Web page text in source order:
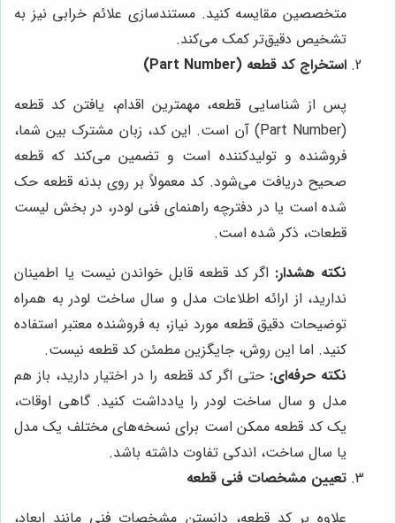
متخصصین مقایسه کنید. مستندسازی علائم خرابی نیز به
تشخیص دقیق‌تر کمک می‌کند.
استخراج کد قطعه (Part Number)
پس از شناسایی قطعه، مهمترین اقدام، یافتن کد قطعه
(Part Number) آن است. این کد، زبان مشترک بین شما،
فروشنده و تولیدکننده است و تضمین می‌کند که قطعه
صحیح دریافت می‌شود. کد معمولاً بر روی بدنه قطعه حک
شده است یا در دفترچه راهنمای فنی لودر، در بخش لیست
قطعات، ذکر شده است.
نکته هشدار: اگر کد قطعه قابل خواندن نیست یا اطمینان
ندارید، از ارائه اطلاعات مدل و سال ساخت لودر به همراه
توضیحات دقیق قطعه مورد نیاز، به فروشنده معتبر استفاده
کنید. اما این روش، جایگزین مطمئن کد قطعه نیست.
نکته حرفه‌ای: حتی اگر کد قطعه را در اختیار دارید، باز هم
مدل و سال ساخت لودر را یادداشت کنید. گاهی اوقات،
یک کد قطعه ممکن است برای نسخه‌های مختلف یک مدل
یا سال ساخت، اندکی تفاوت داشته باشد.
تعیین مشخصات فنی قطعه
علاوه بر کد قطعه، دانستن مشخصات فنی مانند ابعاد،